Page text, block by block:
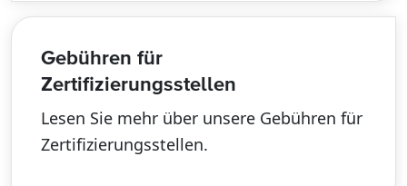
Gebühren für
Zertifizierungsstellen
Lesen Sie mehr über unsere Gebühren für
Zertifizierungsstellen.